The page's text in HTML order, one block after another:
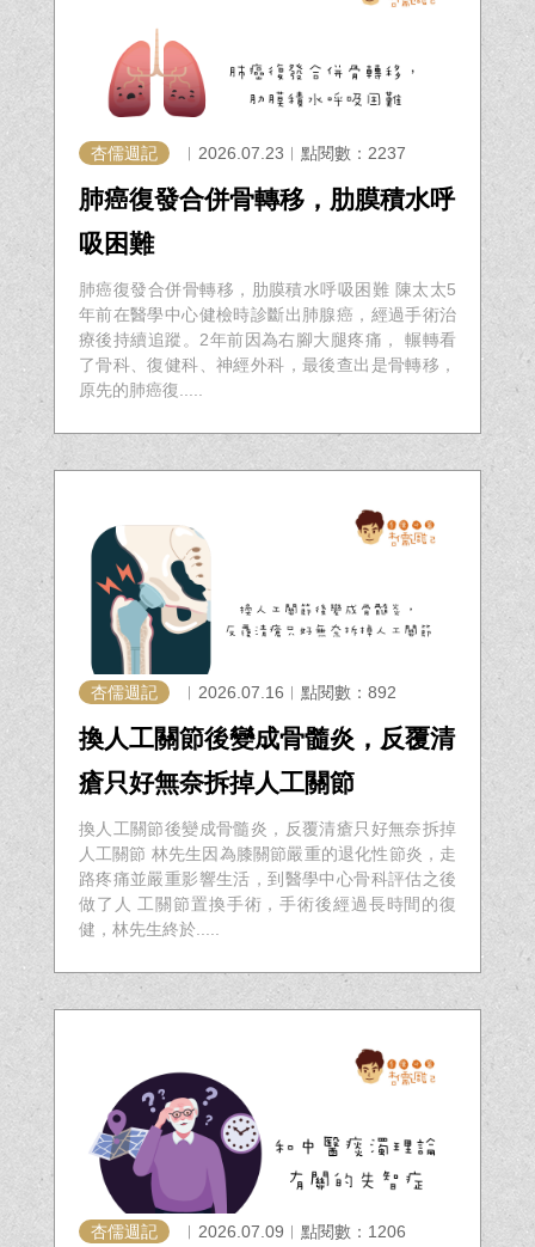
杏儒週記 ︱2026.07.23︱點閱數：2237
肺癌復發合併骨轉移，肋膜積水呼
吸困難
肺癌復發合併骨轉移，肋膜積水呼吸困難 陳太太5
年前在醫學中心健檢時診斷出肺腺癌，經過手術治
療後持續追蹤。2年前因為右腳大腿疼痛， 輾轉看
了骨科、復健科、神經外科，最後查出是骨轉移，
原先的肺癌復.....
杏儒週記 ︱2026.07.16︱點閱數：892
換人工關節後變成骨髓炎，反覆清
瘡只好無奈拆掉人工關節
換人工關節後變成骨髓炎，反覆清瘡只好無奈拆掉
人工關節 林先生因為膝關節嚴重的退化性節炎，走
路疼痛並嚴重影響生活，到醫學中心骨科評估之後
做了人 工關節置換手術，手術後經過長時間的復
健，林先生終於.....
杏儒週記 ︱2026.07.09︱點閱數：1206